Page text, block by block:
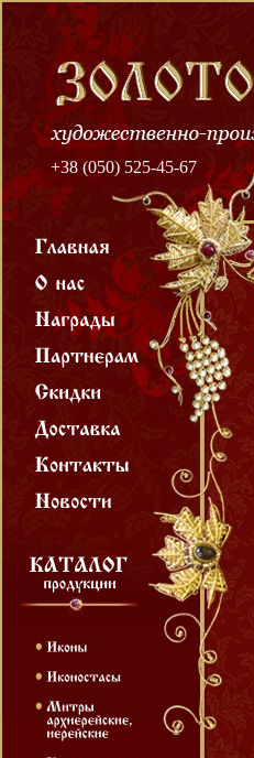
+38 (050) 525-45-67